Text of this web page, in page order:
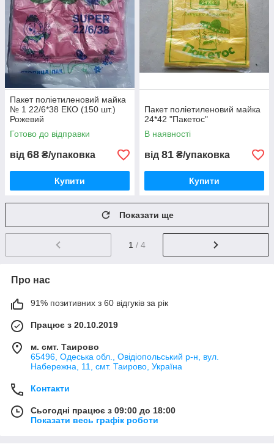
Пакет поліетиленовий майка
№ 1 22/6*38 ЕКО (150 шт.)
Рожевий
Готово до відправки
від 68 ₴/упаковка
Купити
Пакет поліетиленовий майка
24*42 "Пакетос"
В наявності
від 81 ₴/упаковка
Купити
Показати ще
1 / 4
Про нас
91% позитивних з 60 відгуків за рік
Працює з 20.10.2019
м. смт. Таирово
65496, Одеська обл., Овідіопольський р-н, вул.
Набережна, 11, смт. Таирово, Україна
Контакти
Сьогодні працює з 09:00 до 18:00
Показати весь графік роботи